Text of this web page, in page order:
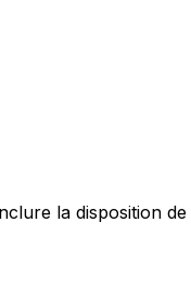
la disposition de